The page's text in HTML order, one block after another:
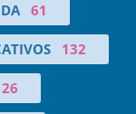
61
132